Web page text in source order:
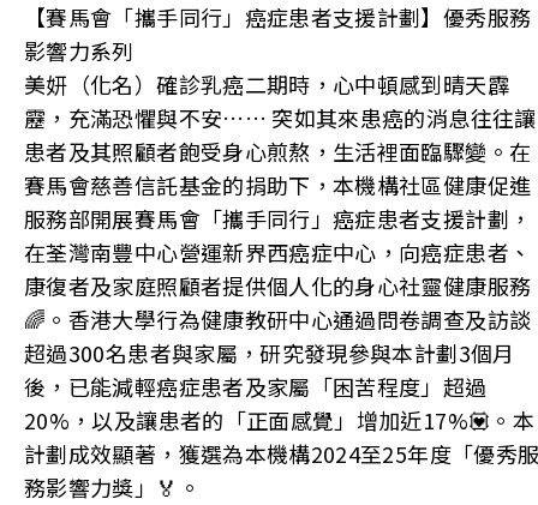
【賽馬會「攜手同行」癌症患者支援計劃】優秀服務
影響力系列
美妍（化名）確診乳癌二期時，心中頓感到晴天霹
靂，充滿恐懼與不安…… 突如其來患癌的消息往往讓
患者及其照顧者飽受身心煎熬，生活裡面臨驟變。在
賽馬會慈善信託基金的捐助下，本機構社區健康促進
服務部開展賽馬會「攜手同行」癌症患者支援計劃，
在荃灣南豐中心營運新界西癌症中心，向癌症患者、
康復者及家庭照顧者提供個人化的身心社靈健康服務
🌈。香港大學行為健康教研中心通過問卷調查及訪談
超過300名患者與家屬，研究發現參與本計劃3個月
後，已能減輕癌症患者及家屬「困苦程度」超過
20%，以及讓患者的「正面感覺」增加近17%💟。本
計劃成效顯著，獲選為本機構2024至25年度「優秀
務影響力獎」🏅。